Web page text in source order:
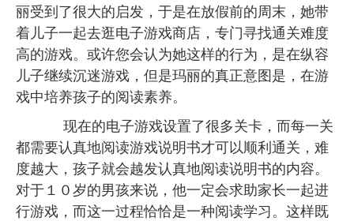
丽受到了很大的启发，于是在放假前的周末，她带
着儿子一起去逛电子游戏商店，专门寻找通关难度
高的游戏。或许您会认为她这样的行为，是在纵容
儿子继续沉迷游戏，但是玛丽的真正意图是，在游
戏中培养孩子的阅读素养。
现在的电子游戏设置了很多关卡，而每一关
都需要认真地阅读游戏说明书才可以顺利通关，难
度越大，孩子就会越发认真地阅读说明书的内容。
对于１０岁的男孩来说，他一定会求助家长一起进
行游戏，而这一过程恰恰是一种阅读学习。这样既